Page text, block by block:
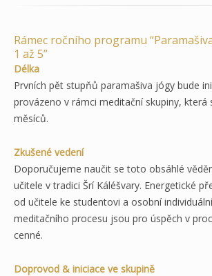
Rámec ročního programu
1 až 5”
Délka
Prvních pět stupňů paramašiva jógy bude
provázeno v rámci meditační skupiny, která
měsíců.
Zkušené vedení
Doporučujeme naučit se toto obsáhlé
učitele v tradici Šrí Káléšvary. Energetické
od učitele ke studentovi a osobní
meditačního procesu jsou pro úspěch v
cenné.
Doprovod & iniciace ve skupině